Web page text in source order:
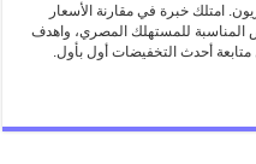
امتلك خبرة في مقارنة الأسعار
المناسبة للمستهلك المصري، واهدف
أحدث التخفيضات أول بأول.